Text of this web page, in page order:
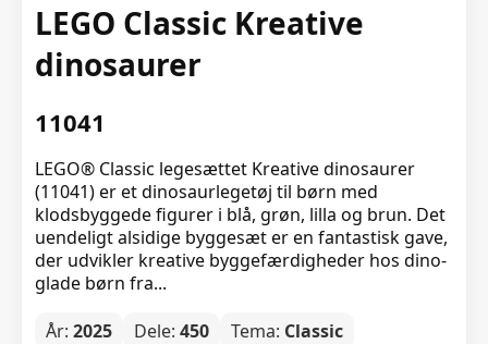
LEGO Classic Kreative
dinosaurer
11041
LEGO® Classic legesættet Kreative dinosaurer
(11041) er et dinosaurlegetøj til børn med
klodsbyggede figurer i blå, grøn, lilla og brun. Det
uendeligt alsidige byggesæt er en fantastisk gave,
der udvikler kreative byggefærdigheder hos dino-
glade børn fra...
År: 2025 Dele: 450 Tema: Classic